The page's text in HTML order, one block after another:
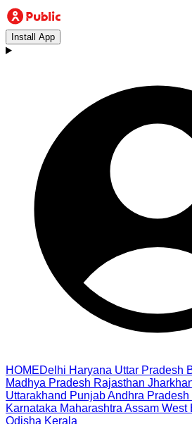
Install App
HOMEDelhi Haryana Uttar Pradesh
Madhya Pradesh Rajasthan
Uttarakhand PunjabAndhra Pradesh
Karnataka Maharashtra Assam West
Odisha Kerala